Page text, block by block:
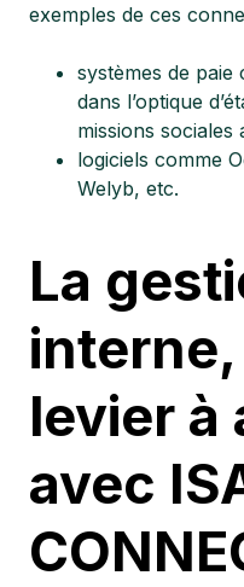
exemples de ces
systèmes de paie
dans l’optique
missions sociales
logiciels comme
Welyb, etc.
La
levier à
avec